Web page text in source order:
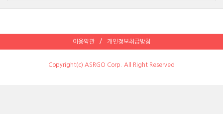
이용약관 개인정보취급방침
Copyright(c) ASRGO Corp. All Right Reserved